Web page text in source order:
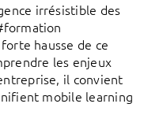
irrésistible des
hausse de ce
les enjeux
il convient
mobile learning